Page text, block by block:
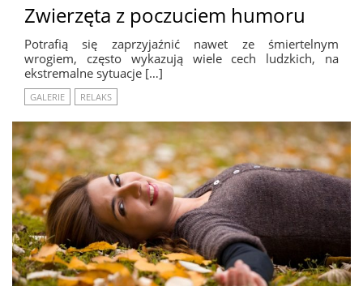
Zwierzęta z poczuciem humoru
Potrafią się zaprzyjaźnić nawet ze śmiertelnym
wrogiem, często wykazują wiele cech ludzkich, na
ekstremalne sytuacje […]
GALERIE RELAKS